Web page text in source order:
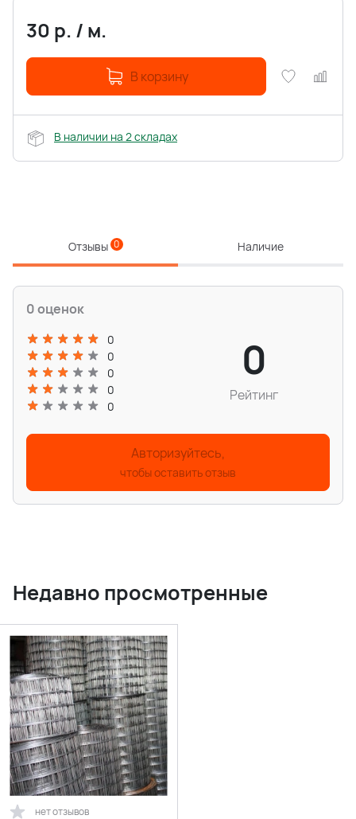
30 р. / м.
В корзину
В наличии на 2 складах
Отзывы 0 Наличие
0 оценок
0
0
0
0
0
0
Рейтинг
Авторизуйтесь,
чтобы оставить отзыв
Недавно просмотренные
нет отзывов